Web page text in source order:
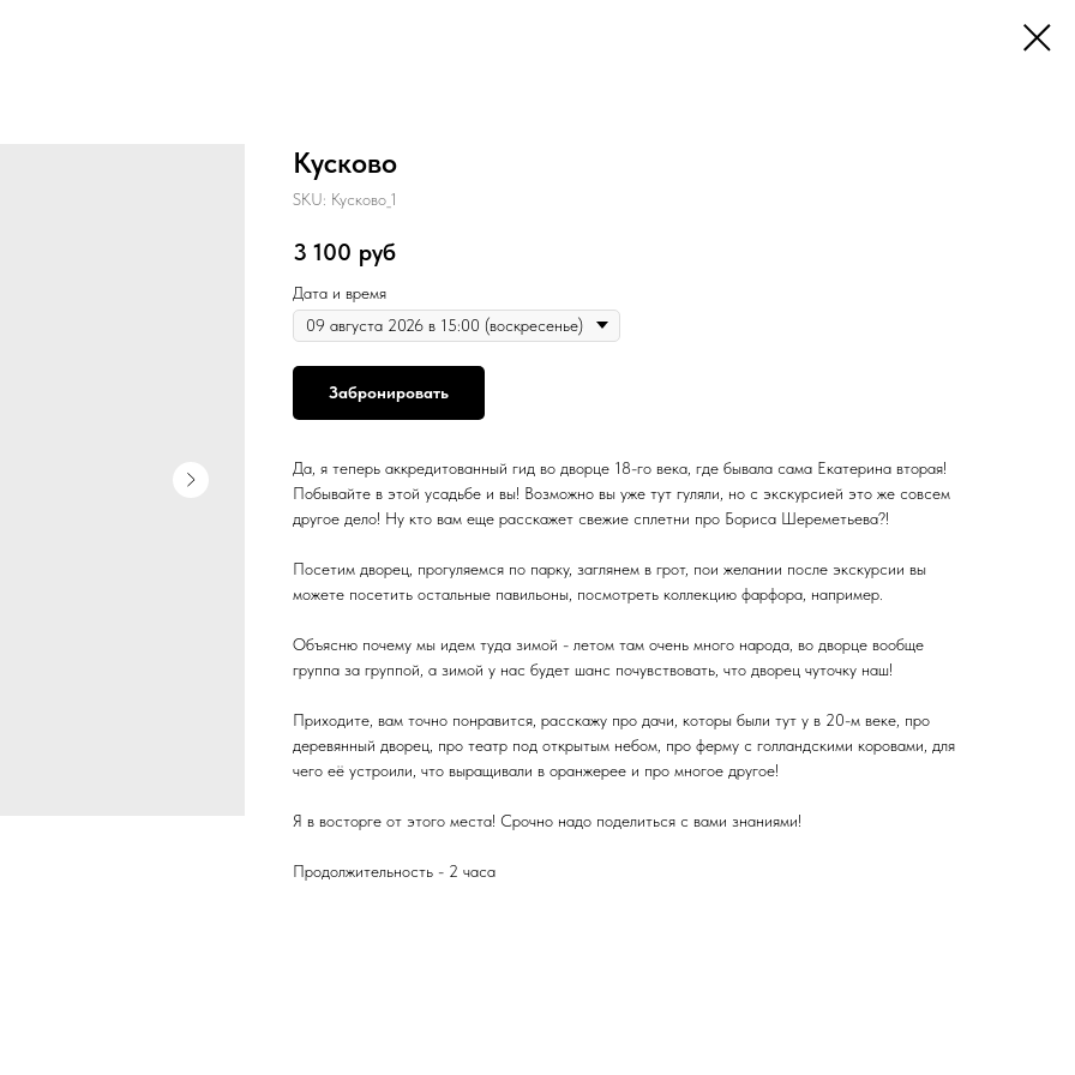
Кусково
SKU: Кусково_1
3 100 руб
Дата и время
Забронировать
Да, я теперь аккредитованный гид во дворце 18-го века, где бывала сама Екатерина вторая!
Побывайте в этой усадьбе и вы! Возможно вы уже тут гуляли, но с экскурсией это же совсем
другое дело! Ну кто вам еще расскажет свежие сплетни про Бориса Шереметьева?!
Посетим дворец, прогуляемся по парку, заглянем в грот, пои желании после экскурсии вы
можете посетить остальные павильоны, посмотреть коллекцию фарфора, например.
Объясню почему мы идем туда зимой - летом там очень много народа, во дворце вообще
группа за группой, а зимой у нас будет шанс почувствовать, что дворец чуточку наш!
Приходите, вам точно понравится, расскажу про дачи, которы были тут у в 20-м веке, про
деревянный дворец, про театр под открытым небом, про ферму с голландскими коровами, для
чего её устроили, что выращивали в оранжерее и про многое другое!
Я в восторге от этого места! Срочно надо поделиться с вами знаниями!
Продолжительность - 2 часа